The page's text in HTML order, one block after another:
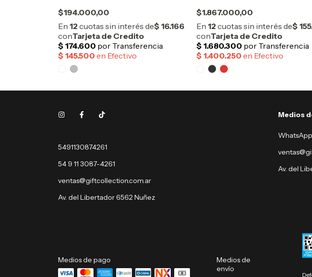
$194.000,00 $1.867.000,00
5491130874261
54 9 11 3087-4261
ventas@giftcollection.com.ar
Av. del Libertador 6562 Nuñez
Medios
Av. del
Medios de pago
Medios de
envío